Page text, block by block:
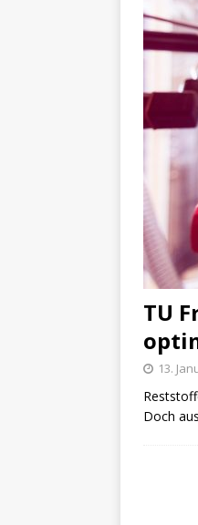
TU
13.
Doch